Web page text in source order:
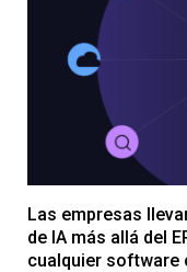
Las empresas
de IA más allá del
cualquier software